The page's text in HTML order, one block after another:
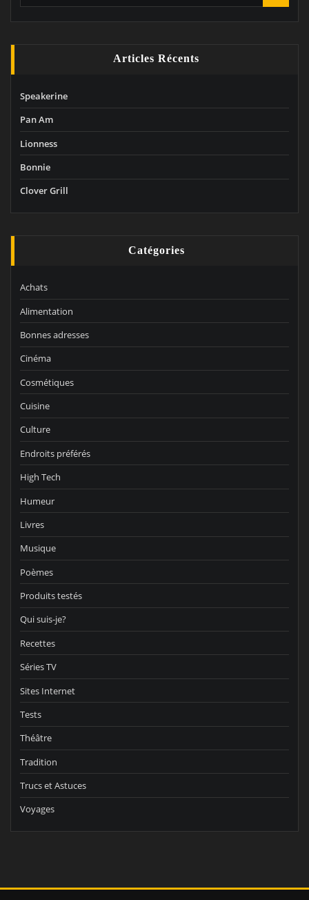
Articles Récents
Speakerine
Pan Am
Lionness
Bonnie
Clover Grill
Catégories
Achats
Alimentation
Bonnes adresses
Cinéma
Cosmétiques
Cuisine
Culture
Endroits préférés
High Tech
Humeur
Livres
Musique
Poèmes
Produits testés
Qui suis-je?
Recettes
Séries TV
Sites Internet
Tests
Théâtre
Tradition
Trucs et Astuces
Voyages